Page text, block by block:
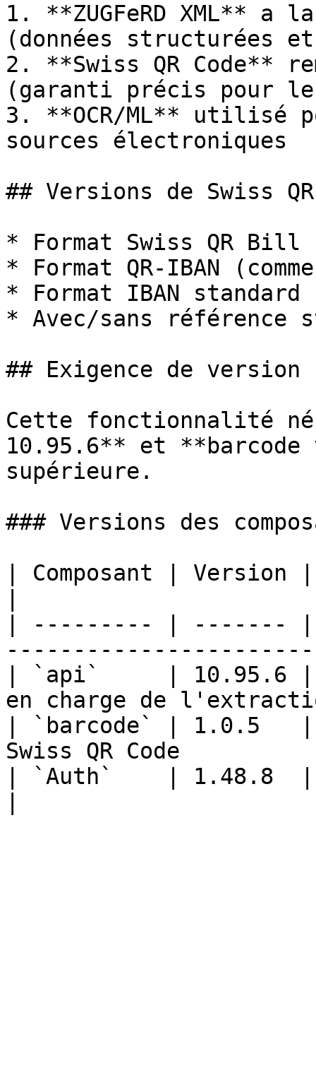
1. **ZUGFeRD XML**
(données structurées
2. **Swiss QR Code**
(garanti précis pour
3. **OCR/ML** utilisé
sources électroniques
## Versions de Swiss
* Format Swiss QR Bill
* Format QR-IBAN
* Format IBAN standard
* Avec/sans référence
## Exigence de version
Cette fonctionnalité
10.95.6** et
supérieure.
### Versions des
| Composant | Version
| --------- | -------
| `api`     | 10.95.6 |
en charge de
| `barcode` | 1.0.5   |
Swiss QR Code
| `Auth`    | 1.48.8  |